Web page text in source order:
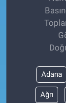
Adana
Ağrı